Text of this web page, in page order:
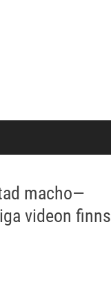
macho—
videon finns